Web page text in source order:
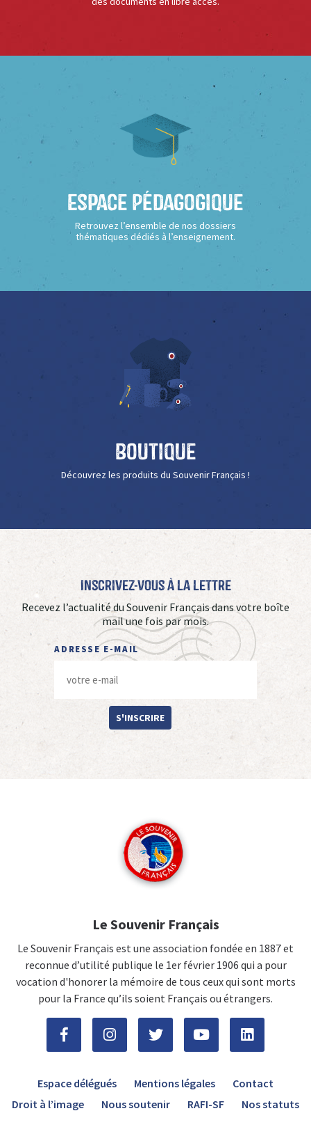
Espace Pédagogique
Retrouvez l’ensemble de nos dossiers
thématiques dédiés à l’enseignement.
Boutique
Découvrez les produits du Souvenir Français !
Inscrivez-vous à La Lettre
Recevez l’actualité du Souvenir Français dans votre boîte
mail une fois par mois.
ADRESSE E-MAIL
S'INSCRIRE
Le Souvenir Français
Le Souvenir Français est une association fondée en 1887 et
reconnue d’utilité publique le 1er février 1906 qui a pour
vocation d'honorer la mémoire de tous ceux qui sont morts
pour la France qu’ils soient Français ou étrangers.
Espace délégués Mentions légales
Contact
Droit à l’image
Nous soutenir RAFI-SF Nos statuts